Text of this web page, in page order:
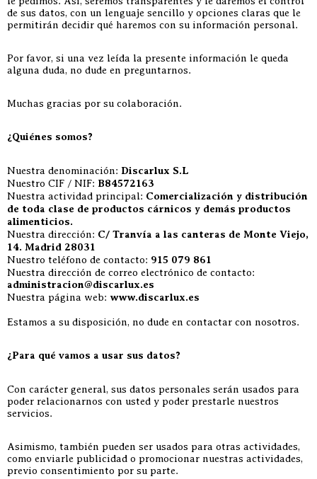
de sus datos, con un lenguaje sencillo y opciones claras que le
permitirán decidir qué haremos con su información personal.
Por favor, si una vez leída la presente información le queda
alguna duda, no dude en preguntarnos.
Muchas gracias por su colaboración.
¿Quiénes somos?
Nuestra denominación: Discarlux S.L
Nuestro CIF / NIF: B84572163
Nuestra actividad principal: Comercialización y distribución
de toda clase de productos cárnicos y demás productos
alimenticios.
Nuestra dirección: C/ Tranvía a las canteras de Monte Viejo,
14. Madrid 28031
Nuestro teléfono de contacto: 915 079 861
Nuestra dirección de correo electrónico de contacto:
administracion@discarlux.es
Nuestra página web: www.discarlux.es
Estamos a su disposición, no dude en contactar con nosotros.
¿Para qué vamos a usar sus datos?
Con carácter general, sus datos personales serán usados para
poder relacionarnos con usted y poder prestarle nuestros
servicios.
Asimismo, también pueden ser usados para otras actividades,
como enviarle publicidad o promocionar nuestras actividades,
previo consentimiento por su parte.